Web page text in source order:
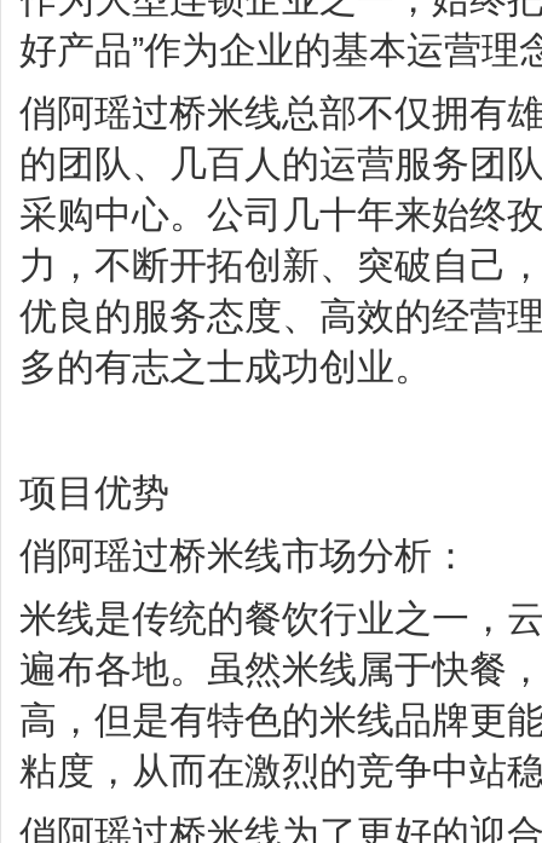
好产品”作为企业的基本运营理
俏阿瑶过桥米线总部不仅拥有
的团队、几百人的运营服务团
采购中心。公司几十年来始终
力，不断开拓创新、突破自己
优良的服务态度、高效的经营
多的有志之士成功创业。
项目优势
俏阿瑶过桥米线市场分析：
米线是传统的餐饮行业之一，
遍布各地。虽然米线属于快餐
高，但是有特色的米线品牌更
粘度，从而在激烈的竞争中站
俏阿瑶过桥米线为了更好的迎